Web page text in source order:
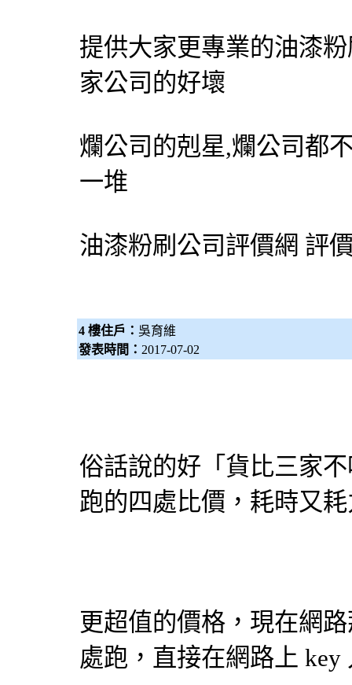
提供大家更專業的油漆
家公司的好壞
爛公司的剋星,爛公司都
一堆
油漆粉刷 公司評價網 評
4 樓住戶： 吳育維
發表時間： 2017-07-02
俗話說的好「貨比三家
跑的四處比價，耗時又
更超值的價格，現在網
處跑，直接在網路上